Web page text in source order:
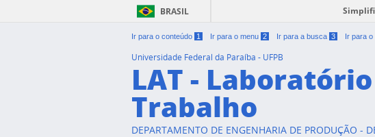
Ir para o conteúdo 1 Ir para o menu 2 Ir para a busca 3 Ir para o
BRASIL
Universidade Federal da Paraíba - UFPB
LAT -
Trabalho
DEPARTAMENTO DE ENGENHARIA DE PRODUÇÃO -